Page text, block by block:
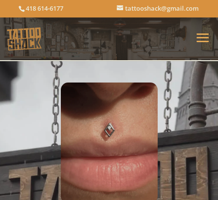
418 614-6177 tattooshack@gmail.com